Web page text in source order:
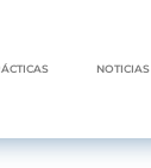
NOTICIAS